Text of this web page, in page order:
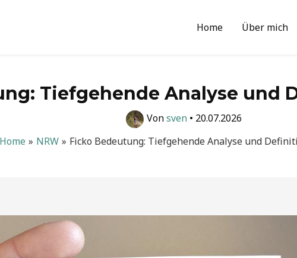
Home Über mich
Tiefgehende Analyse und
Vonsven • 20.07.2026
Home
NRW Ficko Bedeutung: Tiefgehende Analyse und